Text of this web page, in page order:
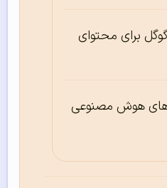
برای محتوای
هوش مصنوعی